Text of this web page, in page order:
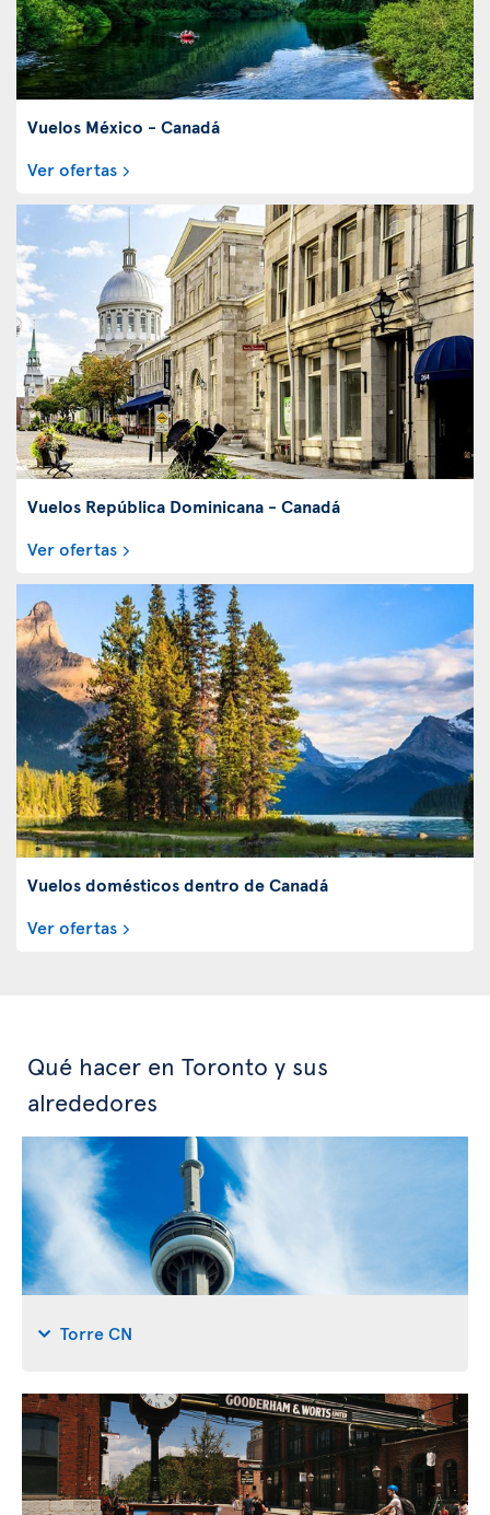
Vuelos México - Canadá
Ver ofertas
Vuelos República Dominicana - Canadá
Ver ofertas
Vuelos domésticos dentro de Canadá
Ver ofertas
Qué hacer en Toronto y sus
alrededores
Torre CN